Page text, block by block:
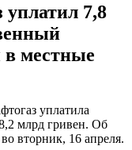
уплатил 7,8
в местные
уплатила
млрд гривен. Об
вторник, 16 апреля.